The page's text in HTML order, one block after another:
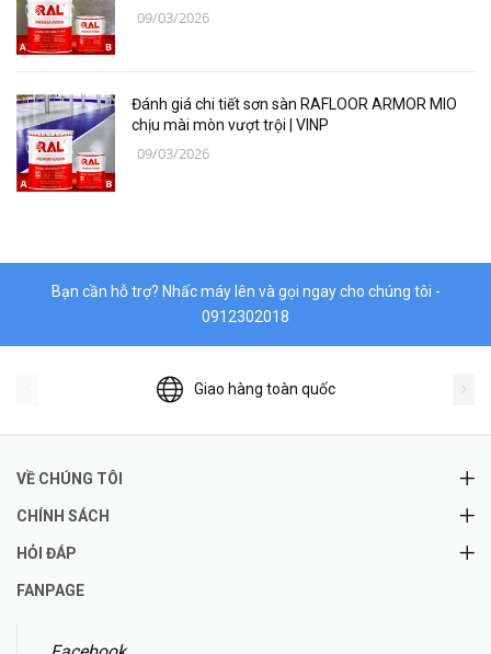
Thiết Bị Niika
Linh, Phụ Kiện Công Nghiệp Nặng
Hóa chất
09/03/2026
Đánh giá chi tiết sơn sàn RAFLOOR ARMOR MIO
chịu mài mòn vượt trội | VINP
09/03/2026
Bạn cần hỗ trợ? Nhấc máy lên và gọi ngay cho chúng tôi -
0912302018
Giao hàng toàn quốc
VỀ CHÚNG TÔI
CHÍNH SÁCH
HỎI ĐÁP
FANPAGE